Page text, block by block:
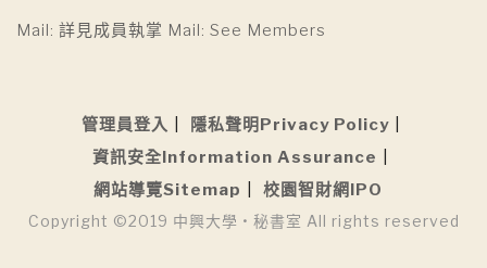
Mail: 詳見成員執掌 Mail: See Members
管理員登入
隱私聲明Privacy Policy
資訊安全Information Assurance
網站導覽Sitemap
校園智財網IPO
Copyright ©2019 中興大學 • 秘書室 All rights reserved